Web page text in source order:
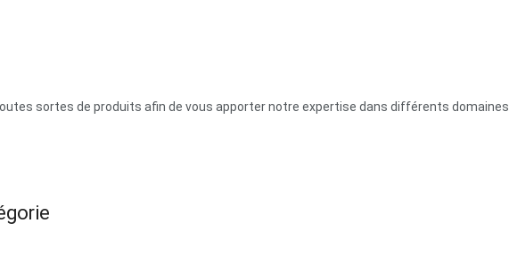
sortes de produits afin de vous apporter notre expertise dans différents domaines.